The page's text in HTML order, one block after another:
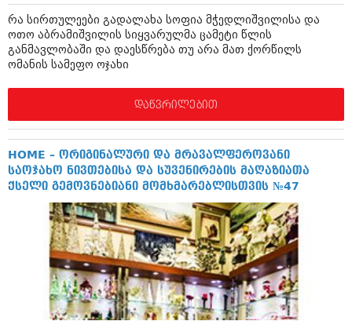
მარტი 2010 (454)
თებერვალი 2010 (421)
იანვარი 2010 (422)
დეკემბერი 2009 (510)
ნოემბერი 2009 (308)
სექტემბერი 2009 (541)
ივლისი 2009 (118)
თებერვალი 0216 (1)
დეკემბერი 0215 (1)
ოქტომბერი 0215 (1)
აგვისტო 0212 (1)
ივნისი 0212 (2)
ნოემბერი 0201 (1)
რა სირთულეები გადალახა სოფია მჭედლიშვილისა და
ოთო აბრამიშვილის სიყვარულმა ცამეტი წლის
განმავლობაში და დაესწრება თუ არა მათ ქორწილს
ომანის სამეფო ოჯახი
დაწვრილებით
HOME – ორიგინალური და მრავალფეროვანი
საოჯახო ნივთებისა და სუვენირების მაღაზიათა
ქსელი გემოვნებიანი მომხმარებლისთვის №47